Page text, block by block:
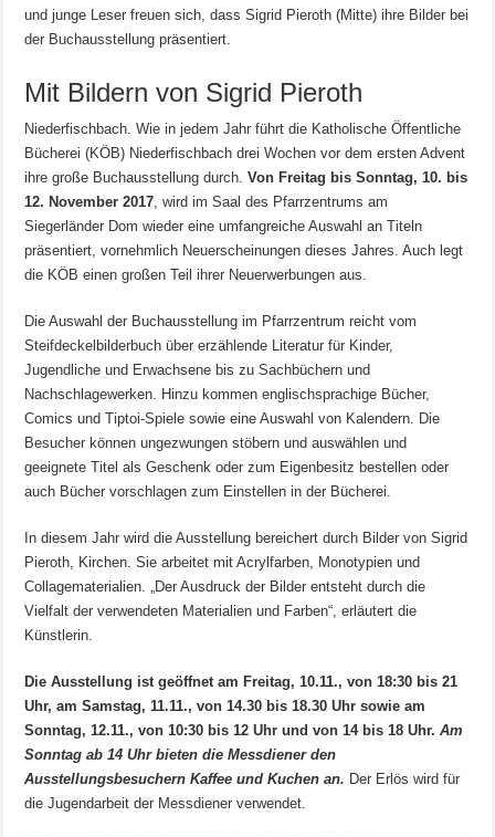
und junge Leser freuen sich, dass Sigrid Pieroth (Mitte) ihre Bilder bei
der Buchausstellung präsentiert.
Mit Bildern von Sigrid Pieroth
Niederfischbach. Wie in jedem Jahr führt die Katholische Öffentliche
Bücherei (KÖB) Niederfischbach drei Wochen vor dem ersten Advent
ihre große Buchausstellung durch.Von Freitag bis Sonntag, 10. bis
12. November 2017, wird im Saal des Pfarrzentrums am
Siegerländer Dom wieder eine umfangreiche Auswahl an Titeln
präsentiert, vornehmlich Neuerscheinungen dieses Jahres. Auch legt
die KÖB einen großen Teil ihrer Neuerwerbungen aus.
Die Auswahl der Buchausstellung im Pfarrzentrum reicht vom
Steifdeckelbilderbuch über erzählende Literatur für Kinder,
Jugendliche und Erwachsene bis zu Sachbüchern und
Nachschlagewerken. Hinzu kommen englischsprachige Bücher,
Comics und Tiptoi-Spiele sowie eine Auswahl von Kalendern. Die
Besucher können ungezwungen stöbern und auswählen und
geeignete Titel als Geschenk oder zum Eigenbesitz bestellen oder
auch Bücher vorschlagen zum Einstellen in der Bücherei.
In diesem Jahr wird die Ausstellung bereichert durch Bilder von Sigrid
Pieroth, Kirchen. Sie arbeitet mit Acrylfarben, Monotypien und
Collagematerialien. „Der Ausdruck der Bilder entsteht durch die
Vielfalt der verwendeten Materialien und Farben“, erläutert die
Künstlerin.
Die Ausstellung ist geöffnet am Freitag, 10.11., von 18:30 bis 21
Uhr, am Samstag, 11.11., von 14.30 bis 18.30 Uhr sowie am
Sonntag, 12.11., von 10:30 bis 12 Uhr und von 14 bis 18 Uhr.Am
Sonntag ab 14 Uhr bieten die Messdiener den
Ausstellungsbesuchern Kaffee und Kuchen an. Der Erlös wird für
die Jugendarbeit der Messdiener verwendet.